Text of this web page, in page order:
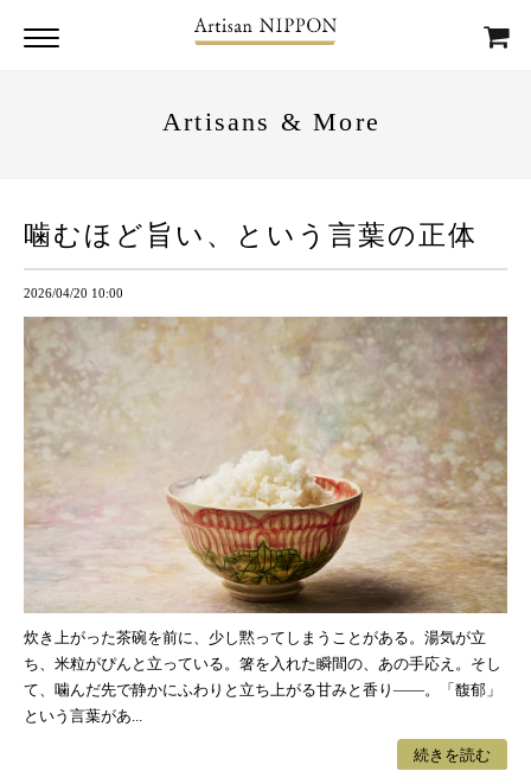
Artisans & More
噛むほど旨い、という言葉の正体
2026/04/20 10:00
炊き上がった茶碗を前に、少し黙ってしまうことがある。湯気が立
ち、米粒がぴんと立っている。箸を入れた瞬間の、あの手応え。そし
て、噛んだ先で静かにふわりと立ち上がる甘みと香り——。「馥郁」
という言葉があ...
続きを読む